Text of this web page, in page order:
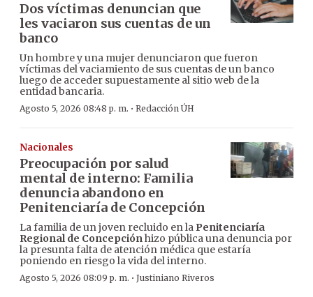
Dos víctimas denuncian que
les vaciaron sus cuentas de un
banco
Un hombre y una mujer denunciaron que fueron
víctimas del vaciamiento de sus cuentas de un banco
luego de acceder supuestamente al sitio web de la
entidad bancaria.
Agosto 5, 2026 08:48 p. m. · Redacción ÚH
Nacionales
Preocupación por salud
mental de interno: Familia
denuncia abandono en
Penitenciaría de Concepción
La familia de un joven recluido en la Penitenciaría
Regional de Concepciónhizo pública una denuncia por
la presunta falta de atención médica que estaría
poniendo en riesgo la vida del interno.
Agosto 5, 2026 08:09 p. m. · Justiniano Riveros